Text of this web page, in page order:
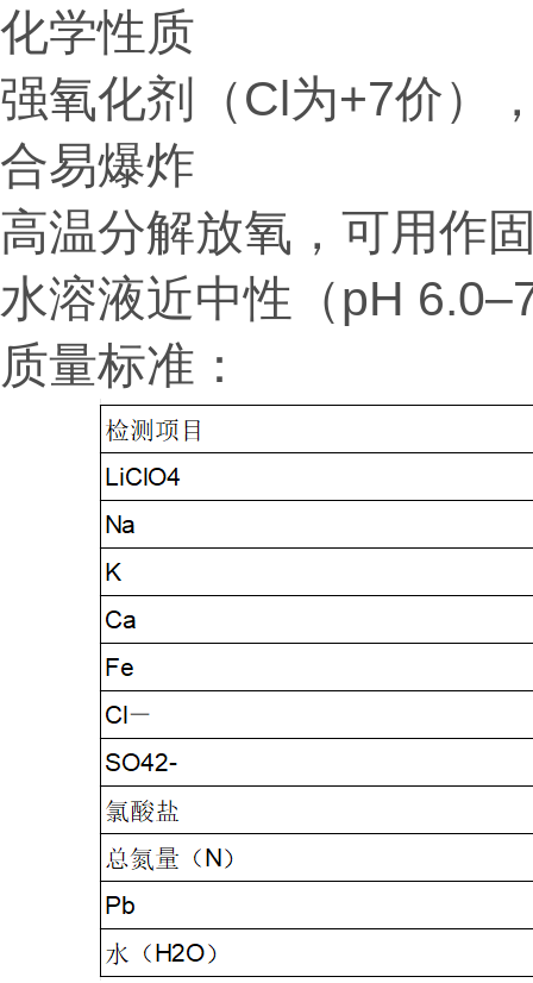
化学性质
强氧化剂（Cl为+7价）
合易爆炸
高温分解放氧，可用作
水溶液近中性（pH
质量标准：